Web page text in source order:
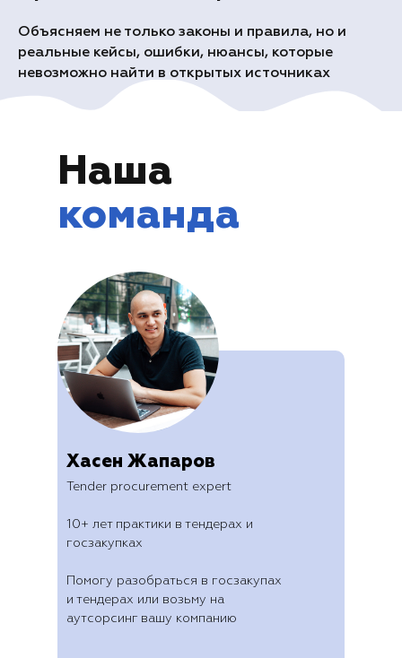
Объясняем не только законы и правила, но и
реальные кейсы, ошибки, нюансы, которые
невозможно найти в открытых источниках
Tender procurement expert
10+ лет практики в тендерах и
госзакупках
Помогу разобраться в госзакупах
и тендерах или возьму на
аутсорсинг вашу компанию
Хасен Жапаров
Наша
команда